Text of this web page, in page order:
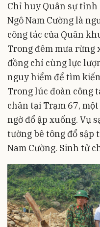
Chỉ huy Quân sự
Ngô Nam Cường là
công tác của Quân
Trong đêm mưa rừng
đồng chí cùng lực
nguy hiểm để tìm
Trong lúc đoàn công
chân tại Trạm 67,
ngờ đổ ập xuống. Vụ
tường bê tông đổ sập
Nam Cường. Sinh tử